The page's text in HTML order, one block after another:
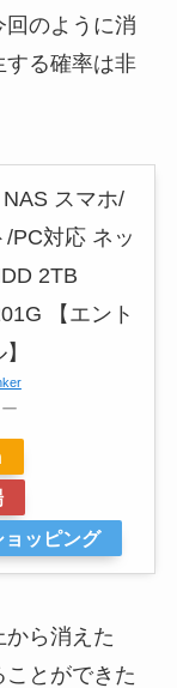
のように消
する確率は非
スマホ/
/PC対応 ネッ
2TB
【エント
ッピング
ら消えた
ことができた